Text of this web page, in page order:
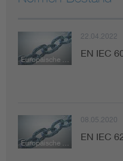
22.04.2022
EN IEC
08.05.2020
EN IEC